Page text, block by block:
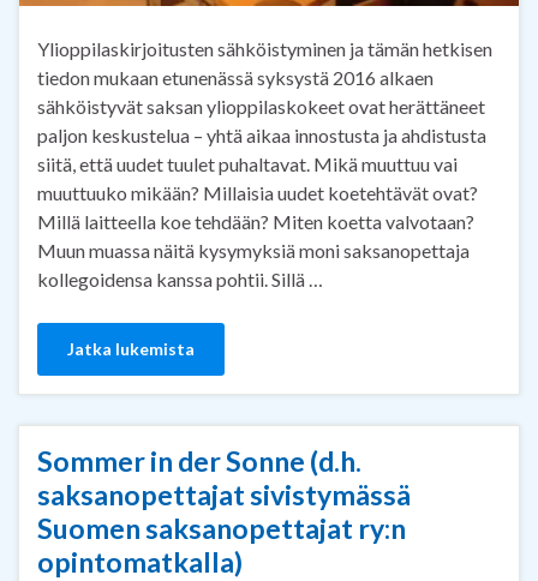
Ylioppilaskirjoitusten sähköistyminen ja tämän hetkisen
tiedon mukaan etunenässä syksystä 2016 alkaen
sähköistyvät saksan ylioppilaskokeet ovat herättäneet
paljon keskustelua – yhtä aikaa innostusta ja ahdistusta
siitä, että uudet tuulet puhaltavat. Mikä muuttuu vai
muuttuuko mikään? Millaisia uudet koetehtävät ovat?
Millä laitteella koe tehdään? Miten koetta valvotaan?
Muun muassa näitä kysymyksiä moni saksanopettaja
kollegoidensa kanssa pohtii. Sillä …
Jatka lukemista
Sommer in der Sonne (d.h.
saksanopettajat sivistymässä
Suomen saksanopettajat ry:n
opintomatkalla)